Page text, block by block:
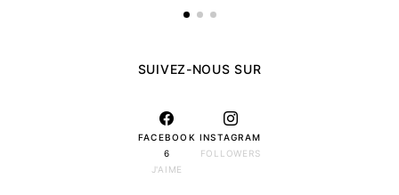
SUIVEZ-NOUS SUR
FACEBOOK
6
J'AIME
INSTAGRAM
FOLLOWERS